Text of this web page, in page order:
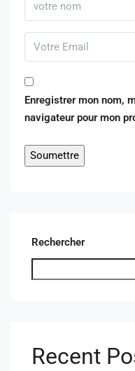
Enregistrer mon nom,
navigateur pour mon
Rechercher
Recent